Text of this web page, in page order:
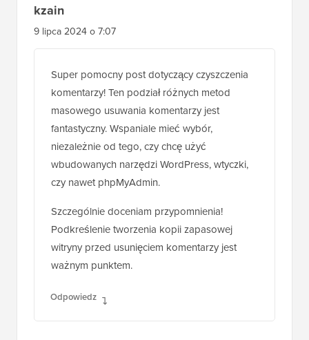
kzain
9 lipca 2024 o 7:07
Super pomocny post dotyczący czyszczenia
komentarzy! Ten podział różnych metod
masowego usuwania komentarzy jest
fantastyczny. Wspaniale mieć wybór,
niezależnie od tego, czy chcę użyć
wbudowanych narzędzi WordPress, wtyczki,
czy nawet phpMyAdmin.
Szczególnie doceniam przypomnienia!
Podkreślenie tworzenia kopii zapasowej
witryny przed usunięciem komentarzy jest
ważnym punktem.
Odpowiedz